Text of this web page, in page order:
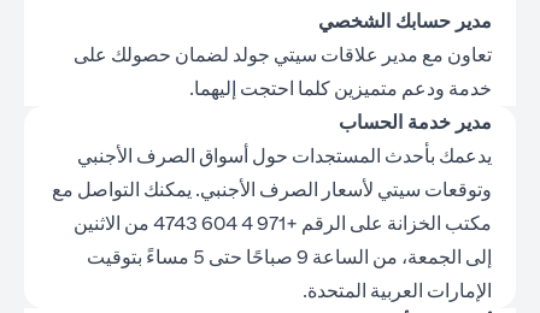
مدير حسابك الشخصي
تعاون مع مدير علاقات سيتي جولد لضمان حصولك على
خدمة ودعم متميزين كلما احتجت إليهما.
مدير خدمة الحساب
يدعمك بأحدث المستجدات حول أسواق الصرف الأجنبي
وتوقعات سيتي لأسعار الصرف الأجنبي. يمكنك التواصل مع
مكتب الخزانة على الرقم +971 4 604 4743 من الاثنين
إلى الجمعة، من الساعة 9 صباحًا حتى 5 مساءً بتوقيت
الإمارات العربية المتحدة.